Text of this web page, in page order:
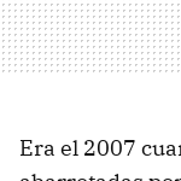
Era el 2007